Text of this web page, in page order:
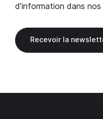
d’information dans nos